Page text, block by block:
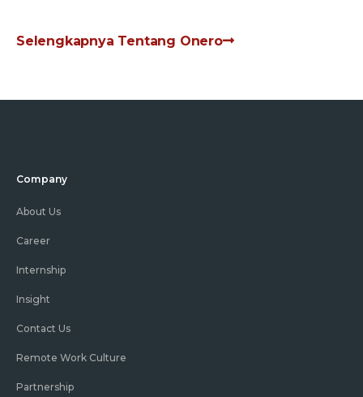
Selengkapnya Tentang Onero
Company
About Us
Career
Internship
Insight
Contact Us
Remote Work Culture
Partnership